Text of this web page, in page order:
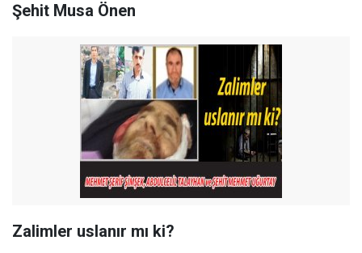
Şehit Musa Önen
Zalimler uslanır mı ki?